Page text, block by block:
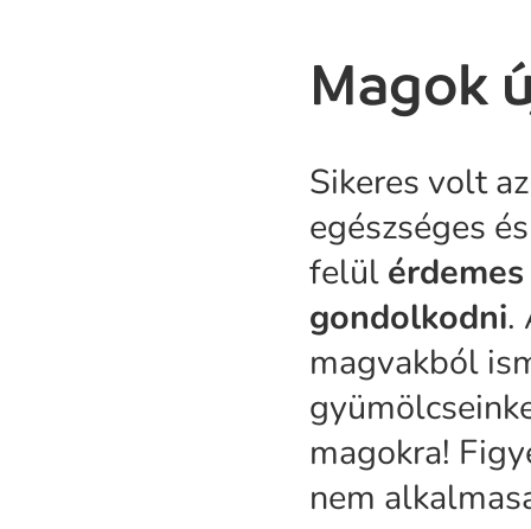
Magok
Sikeres volt
egészséges
felül
gondolkodni.
magvakból
magokra!
nem